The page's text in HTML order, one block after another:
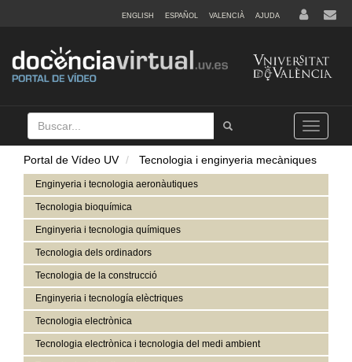
ENGLISH ESPAÑOL VALENCIÀ AJUDA
Buscar
Tramet
Toggle
navigation
Portal de Vídeo UV Tecnologia i enginyeria mecàniques
Enginyeria i tecnologia aeronàutiques
Tecnologia bioquímica
Enginyeria i tecnologia químiques
Tecnologia dels ordinadors
Tecnologia de la construcció
Enginyeria i tecnología elèctriques
Tecnologia electrònica
Tecnologia electrònica i tecnologia del medi ambient